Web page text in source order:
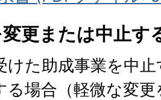
更または中止す
けた助成事業を中
る場合（軽微な変